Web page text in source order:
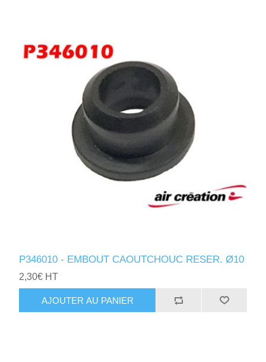
P346010 - EMBOUT CAOUTCHOUC RESER. Ø10
2,30€ HT
AJOUTER AU PANIER